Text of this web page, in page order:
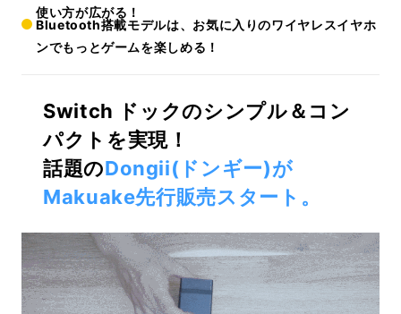
使い方が広がる！
Bluetooth搭載モデルは、お気に入りのワイヤレスイヤホ
ンでもっとゲームを楽しめる！
Switch ドックのシンプル＆コン
パクトを実現！
話題のDongii(ドンギー)が
Makuake先行販売スタート。